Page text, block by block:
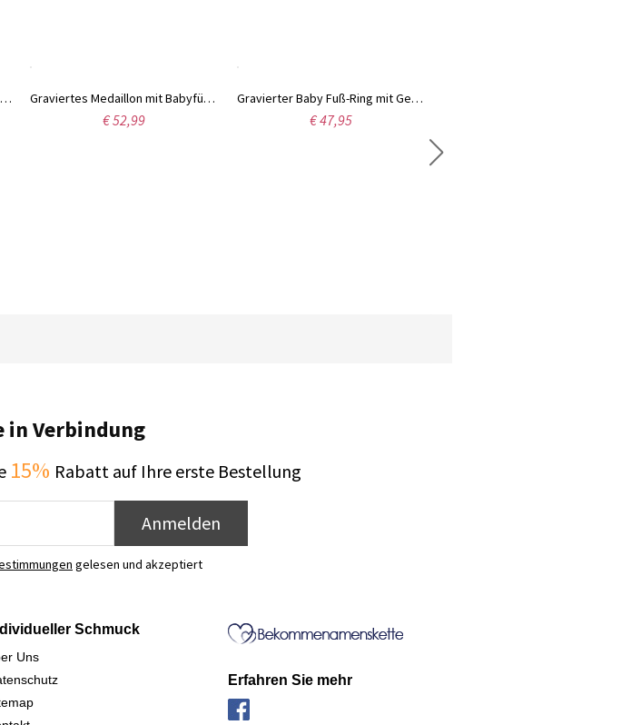
Silbere Babyfüße- Halskette mit personalisiertem Geburtsstein und Gravur Graviertes Medaillon mit Babyfüßen als Geschenk zur Geburt
€ 52,99
Gravierter Baby Fuß-Ring mit Geburtsstein Platin überzogen
€ 47,95
in Verbindung
15% Rabatt auf Ihre erste Bestellung
Anmelden
gelesen und akzeptiert
Schmuck
Uns
Erfahren Sie mehr